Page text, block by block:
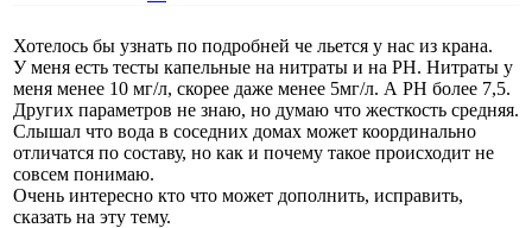
Хотелось бы узнать по подробней че льется у нас из крана.
У меня есть тесты капельные на нитраты и на РН. Нитраты у
меня менее 10 мг/л, скорее даже менее 5мг/л. А РН более 7,5.
Других параметров не знаю, но думаю что жесткость средняя.
Слышал что вода в соседних домах может координально
отличатся по составу, но как и почему такое происходит не
совсем понимаю.
Очень интересно кто что может дополнить, исправить,
сказать на эту тему.